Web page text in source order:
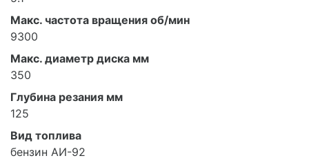
Макс. частота вращения об/мин
9300
Макс. диаметр диска мм
350
Глубина резания мм
125
Вид топлива
бензин АИ-92